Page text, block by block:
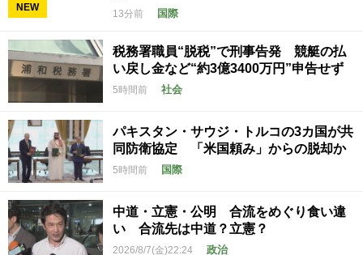
NEW
13分前 国際
税務署職員“脱税”で刑事告発 競艇の払
い戻し金など“約3億3400万円”申告せず
5時間前 社会
パキスタン・サウジ・トルコの3カ国が共
同防衛協定 「米国頼み」からの脱却か
5時間前 国際
中道・立憲・公明 合流をめぐり食い違
い 合流先は中道？立憲？
2026/8/7(金)22:24 政治